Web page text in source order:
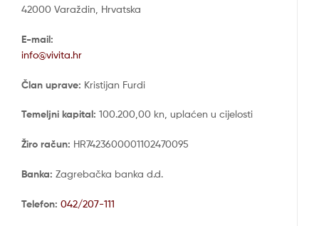
42000 Varaždin, Hrvatska
E-mail:
info@vivita.hr
Član uprave: Kristijan Furdi
Temeljni kapital: 100.200,00 kn, uplaćen u cijelosti
Žiro račun: HR7423600001102470095
Banka: Zagrebačka banka d.d.
Telefon: 042/207-111